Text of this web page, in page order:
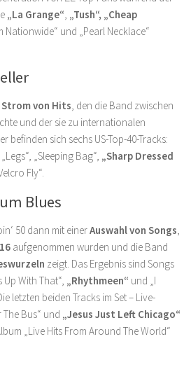
„La Grange“ „Tush“, „Cheap
Nationwide“ und „Pearl Necklace“
Strom von Hits , den die Band zwischen
und der sie zu internationalen
befinden sich sechs US-Top-40-Tracks:
, „Legs“, „Sleeping Bag“, „Sharp Dressed
Fly“.
Blues
50 dann mit einerAuswahl von Songs
aufgenommen wurden und die Band
zeigt. Das Ergebnis sind Songs
Up With That“, „Rhythmeen“ und „I
letzten beiden Tracks im Set – Live-
Bus“ und „Jesus Just Left Chicago“
„Live Hits From Around The World“